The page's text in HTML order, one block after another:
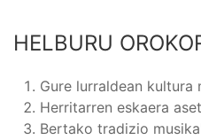
HELBURU
Gure lurraldean kultura
Herritarren eskaera
Bertako tradizio